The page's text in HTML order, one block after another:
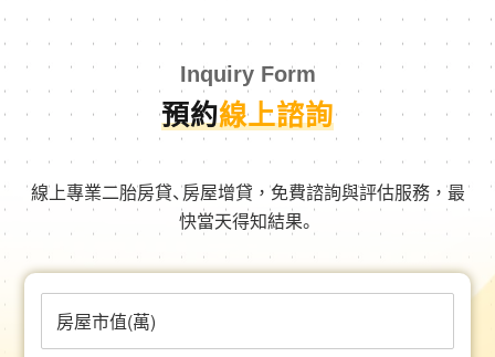
Inquiry Form
預約線上諮詢
線上專業二胎房貸、房屋增貸，免費諮詢與評估服務，最
快當天得知結果。